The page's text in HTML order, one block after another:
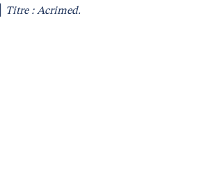
Titre : Acrimed.